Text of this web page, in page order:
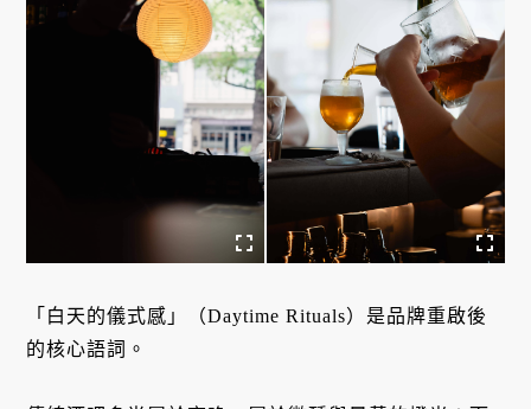
「白天的儀式感」（Daytime Rituals）是品牌重啟後
的核心語詞。